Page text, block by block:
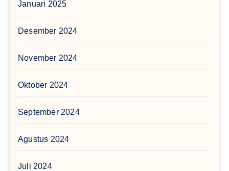
Januari 2025
Desember 2024
November 2024
Oktober 2024
September 2024
Agustus 2024
Juli 2024